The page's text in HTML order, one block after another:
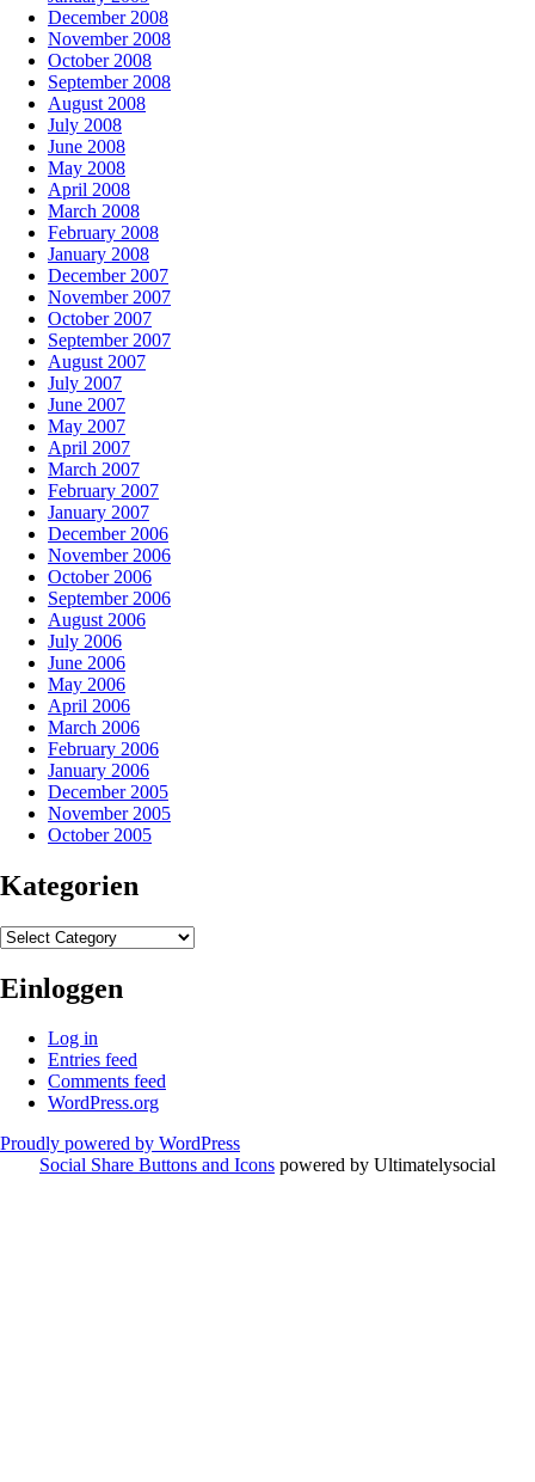
December 2008
November 2008
October 2008
September 2008
August 2008
July 2008
June 2008
May 2008
April 2008
March 2008
February 2008
January 2008
December 2007
November 2007
October 2007
September 2007
August 2007
July 2007
June 2007
May 2007
April 2007
March 2007
February 2007
January 2007
December 2006
November 2006
October 2006
September 2006
August 2006
July 2006
June 2006
May 2006
April 2006
March 2006
February 2006
January 2006
December 2005
November 2005
October 2005
Kategorien
Kategorien
Einloggen
Log in
Entries feed
Comments feed
WordPress.org
Proudly powered by WordPress
Social Share Buttons and Icons powered by Ultimatelysocial